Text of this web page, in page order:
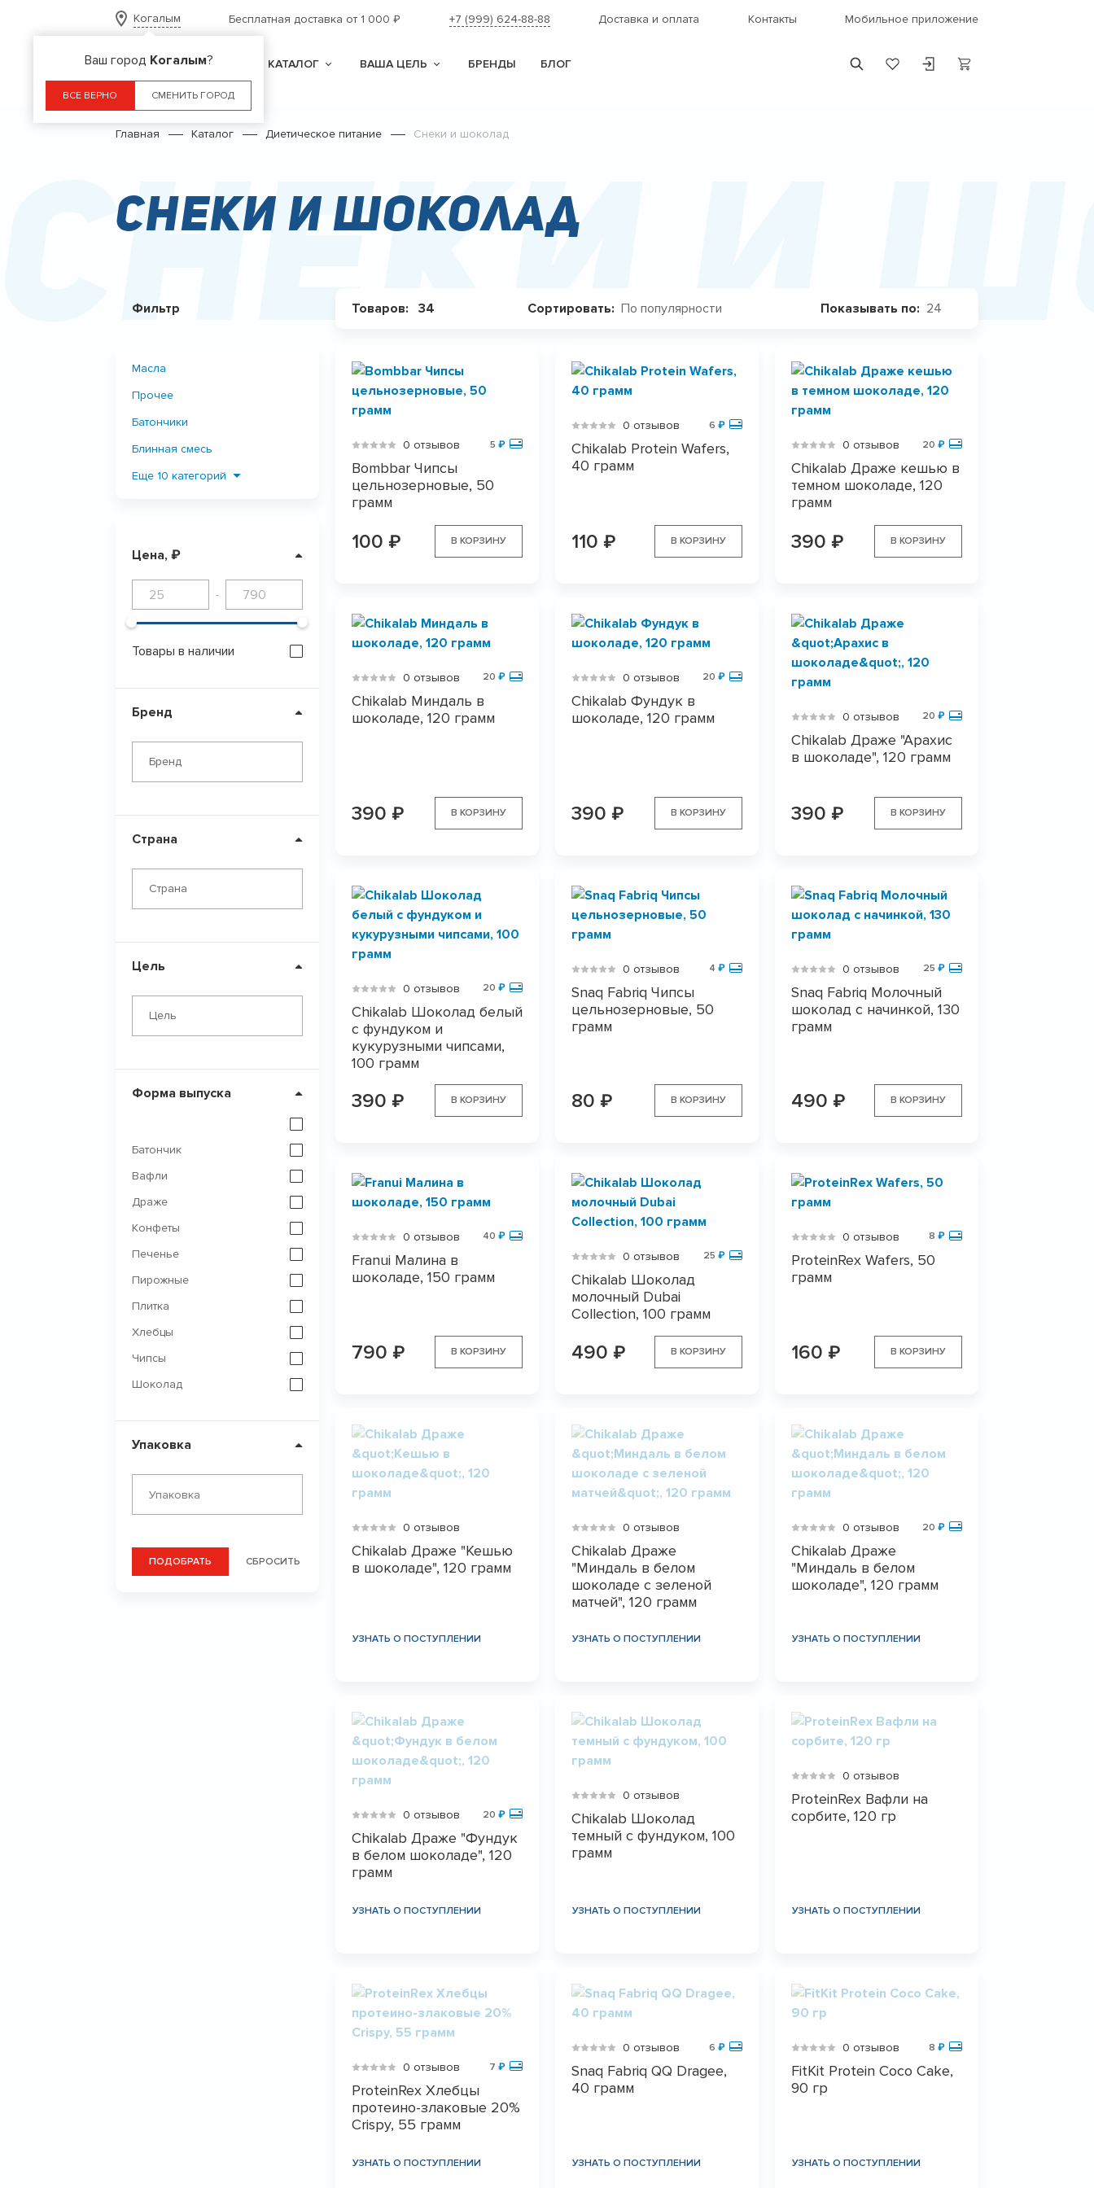
Когалым
Ваш город Когалым?
ВСЕ ВЕРНО СМЕНИТЬ ГОРОД
Бесплатная доставка от 1 000₽ +7 (999) 624-88-88 Доставка и оплата Контакты Мобильное приложение
КАТАЛОГ ВАША ЦЕЛЬ БРЕНДЫ БЛОГ
Главная Каталог Диетическое питание Снеки и шоколад
Снеки и
Снеки и шоколад
Фильтр
Масла
Прочее
Батончики
Блинная смесь
Мороженое
Продукты из кокоса
Сахарозаменители
Пасты
Супы, каши, завтраки
Напитки
Еще 10 категорий
ПОКАЗАТЬ
Цена, ₽
-
Товары в наличии
Бренд
Бренд
Страна
Страна
Цель
Цель
Форма выпуска
Батончик
Вафли
Драже
Конфеты
Печенье
Пирожные
Плитка
Хлебцы
Чипсы
Шоколад
Упаковка
ПОДОБРАТЬ СБРОСИТЬ
Товаров: 34 Сортировать: По популярности Показывать по: 24
0 отзывов 5 ₽
Bombbar Чипсы
цельнозерновые, 50
грамм
100 ₽ В КОРЗИНУ
0 отзывов 6 ₽
Chikalab Protein Wafers,
40 грамм
110 ₽ В КОРЗИНУ
0 отзывов 20 ₽
Chikalab Драже кешью в
темном шоколаде, 120
грамм
390 ₽ В КОРЗИНУ
0 отзывов 20 ₽
Chikalab Миндаль в
шоколаде, 120 грамм
390 ₽ В КОРЗИНУ
0 отзывов 20 ₽
Chikalab Фундук в
шоколаде, 120 грамм
390 ₽ В КОРЗИНУ
0 отзывов 20 ₽
Chikalab Драже "Арахис
в шоколаде", 120 грамм
390 ₽ В КОРЗИНУ
0 отзывов 20 ₽
Chikalab Шоколад белый
с фундуком и
кукурузными чипсами,
100 грамм
390 ₽ В КОРЗИНУ
0 отзывов 4 ₽
Snaq Fabriq Чипсы
цельнозерновые, 50
грамм
80 ₽ В КОРЗИНУ
0 отзывов 25 ₽
Snaq Fabriq Молочный
шоколад с начинкой, 130
грамм
490 ₽ В КОРЗИНУ
0 отзывов 40 ₽
Franui Малина в
шоколаде, 150 грамм
790 ₽ В КОРЗИНУ
0 отзывов 25 ₽
Chikalab Шоколад
молочный Dubai
Collection, 100 грамм
490 ₽ В КОРЗИНУ
0 отзывов 8 ₽
ProteinRex Wafers, 50
грамм
160 ₽ В КОРЗИНУ
0 отзывов
Chikalab Драже "Кешью
в шоколаде", 120 грамм
УЗНАТЬ О ПОСТУПЛЕНИИ
0 отзывов
Chikalab Драже
"Миндаль в белом
шоколаде с зеленой
матчей", 120 грамм
УЗНАТЬ О ПОСТУПЛЕНИИ
0 отзывов 20 ₽
Chikalab Драже
"Миндаль в белом
шоколаде", 120 грамм
УЗНАТЬ О ПОСТУПЛЕНИИ
0 отзывов 20 ₽
Chikalab Драже "Фундук
в белом шоколаде", 120
грамм
УЗНАТЬ О ПОСТУПЛЕНИИ
0 отзывов
Chikalab Шоколад
темный с фундуком, 100
грамм
УЗНАТЬ О ПОСТУПЛЕНИИ
0 отзывов
ProteinRex Вафли на
сорбите, 120 гр
УЗНАТЬ О ПОСТУПЛЕНИИ
0 отзывов 7 ₽
ProteinRex Хлебцы
протеино-злаковые 20%
Crispy, 55 грамм
УЗНАТЬ О ПОСТУПЛЕНИИ
0 отзывов 6 ₽
Snaq Fabriq QQ Dragee,
40 грамм
УЗНАТЬ О ПОСТУПЛЕНИИ
0 отзывов 8 ₽
FitKit Protein Coco Cake,
90 гр
УЗНАТЬ О ПОСТУПЛЕНИИ